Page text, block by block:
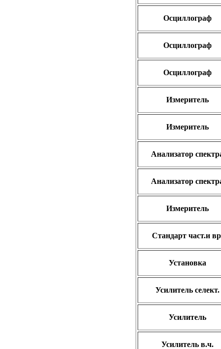
Осциллограф
Осциллограф
Осциллограф
Измеритель
Измеритель
Анализатор
Анализатор
Измеритель
Стандарт част.и
Установка
Усилитель селект.
Усилитель
Усилитель в.ч.